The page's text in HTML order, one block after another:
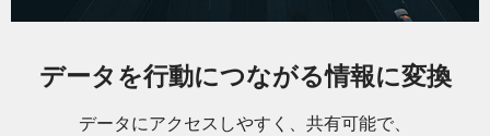
データを行動につながる情報に変換
データにアクセスしやすく、共有可能で、